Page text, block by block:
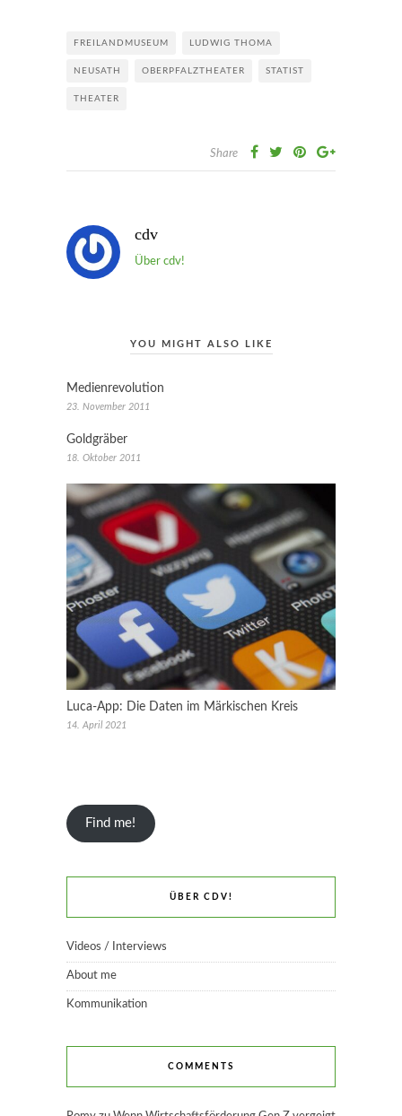
FREILANDMUSEUM LUDWIG THOMA
NEUSATH OBERPFALZTHEATER STATIST
THEATER
Share
cdv
Über cdv!
YOU MIGHT ALSO LIKE
Medienrevolution
23. November 2011
Goldgräber
18. Oktober 2011
Luca-App: Die Daten im Märkischen Kreis
14. April 2021
Find me!
ÜBER CDV!
Videos / Interviews
About me
Kommunikation
COMMENTS